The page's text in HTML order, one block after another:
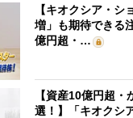
【キオクシア・シ
増」も期待できる
億円超・…
【資産10億円超
選！】「キオクシ